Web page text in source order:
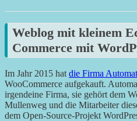
Weblog mit kleinem
Commerce mit
Im Jahr 2015 hat die Firma
WooCommerce aufgekauft.
irgendeine Firma, sie gehört dem
Mullenweg und die Mitarbeiter
dem Open-Source-Projekt